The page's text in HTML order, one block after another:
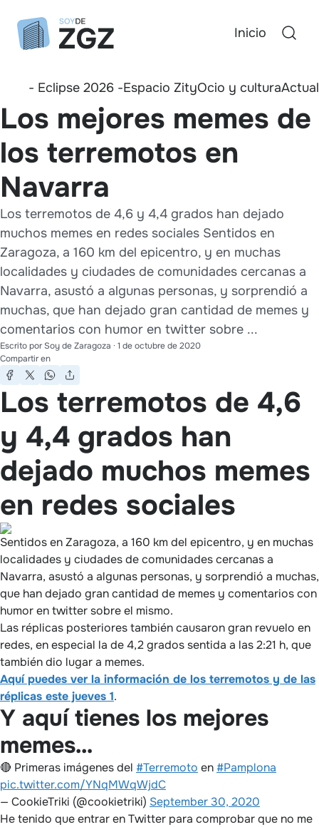
Inicio
- Eclipse 2026 -Espacio ZityOcio y cultura
Los mejores memes de
los terremotos en
Navarra
Los terremotos de 4,6 y 4,4 grados han dejado
muchos memes en redes sociales Sentidos en
Zaragoza, a 160 km del epicentro, y en muchas
localidades y ciudades de comunidades cercanas a
Navarra, asustó a algunas personas, y sorprendió a
muchas, que han dejado gran cantidad de memes y
comentarios con humor en twitter sobre ...
Escrito porSoy de Zaragoza · 1 de octubre de 2020
Compartir en
Los terremotos de 4,6
y 4,4 grados han
dejado muchos memes
en redes sociales
Sentidos en Zaragoza, a 160 km del epicentro, y en muchas
localidades y ciudades de comunidades cercanas a
Navarra, asustó a algunas personas, y sorprendió a muchas,
que han dejado gran cantidad de memes y comentarios con
humor en twitter sobre el mismo.
Las réplicas posteriores también causaron gran revuelo en
redes, en especial la de 4,2 grados sentida a las 2:21 h, que
también dio lugar a memes.
Aquí puedes ver la información de los terremotos y de las
réplicas este jueves 1.
Y aquí tienes los mejores
memes…
🔴 Primeras imágenes del #Terremoto en #Pamplona
pic.twitter.com/YNqMWqWjdC
— CookieTriki (@cookietriki) September 30, 2020
He tenido que entrar en Twitter para comprobar que no me